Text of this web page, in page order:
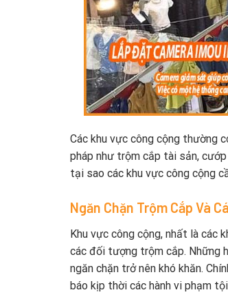
Các khu vực công cộng thường
pháp như trộm cắp tài sản,
tại sao các khu vực công cộng
Ngăn Chặn Trộm Cắp Và
Khu vực công cộng, nhất là các
các đối tượng trộm cắp. Những
ngăn chặn trở nên khó khăn.
báo kịp thời các hành vi phạm